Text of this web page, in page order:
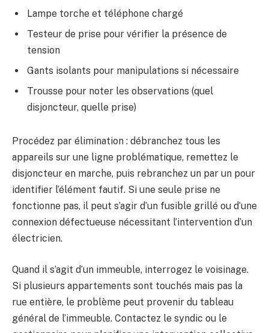
Lampe torche et téléphone chargé
Testeur de prise pour vérifier la présence de
tension
Gants isolants pour manipulations si nécessaire
Trousse pour noter les observations (quel
disjoncteur, quelle prise)
Procédez par élimination : débranchez tous les
appareils sur une ligne problématique, remettez le
disjoncteur en marche, puis rebranchez un par un pour
identifier l’élément fautif. Si une seule prise ne
fonctionne pas, il peut s’agir d’un fusible grillé ou d’une
connexion défectueuse nécessitant l’intervention d’un
électricien.
Quand il s’agit d’un immeuble, interrogez le voisinage.
Si plusieurs appartements sont touchés mais pas la
rue entière, le problème peut provenir du tableau
général de l’immeuble. Contactez le syndic ou le